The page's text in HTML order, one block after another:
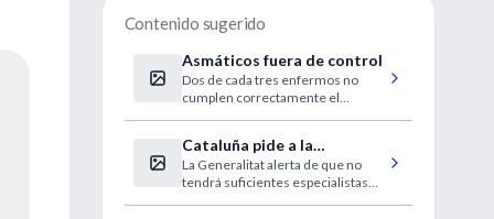
Contenido sugerido
Asmáticos fuera de control
Dos de cada tres enfermos no
cumplen correctamente el
Cataluña pide a la
desesperada médicos
extranjeros sin homologar
La Generalitat alerta de que no
tendrá suficientes especialistas